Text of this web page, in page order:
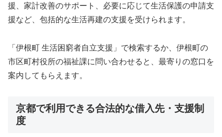
援、家計改善のサポート、必要に応じて生活保護の申請支
援など、包括的な生活再建の支援を受けられます。
「伊根町 生活困窮者自立支援」で検索するか、伊根町の
市区町村役所の福祉課に問い合わせると、最寄りの窓口を
案内してもらえます。
京都で利用できる合法的な借入先・支援制
度